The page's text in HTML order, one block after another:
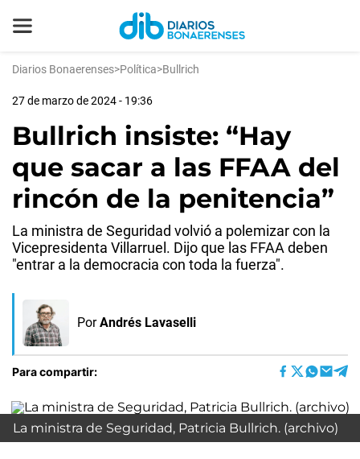
Diarios Bonaerenses>Política>Bullrich
27 de marzo de 2024 - 19:36
Bullrich insiste: “Hay
que sacar a las FFAA del
rincón de la penitencia”
La ministra de Seguridad volvió a polemizar con la
Vicepresidenta Villarruel. Dijo que las FFAA deben
"entrar a la democracia con toda la fuerza".
Por Andrés Lavaselli
Para compartir:
La ministra de Seguridad, Patricia Bullrich. (archivo)